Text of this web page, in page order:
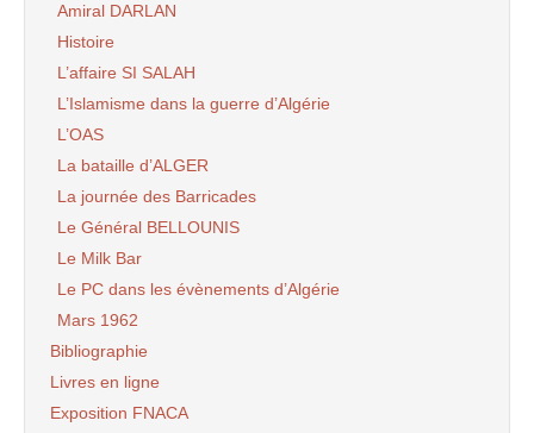
Amiral DARLAN
Histoire
L’affaire SI SALAH
L’Islamisme dans la guerre d’Algérie
L’OAS
La bataille d’ALGER
La journée des Barricades
Le Général BELLOUNIS
Le Milk Bar
Le PC dans les évènements d’Algérie
Mars 1962
Bibliographie
Livres en ligne
Exposition FNACA